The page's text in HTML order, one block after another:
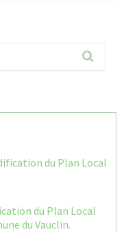
du Plan Local
du Plan Local
du Vauclin.